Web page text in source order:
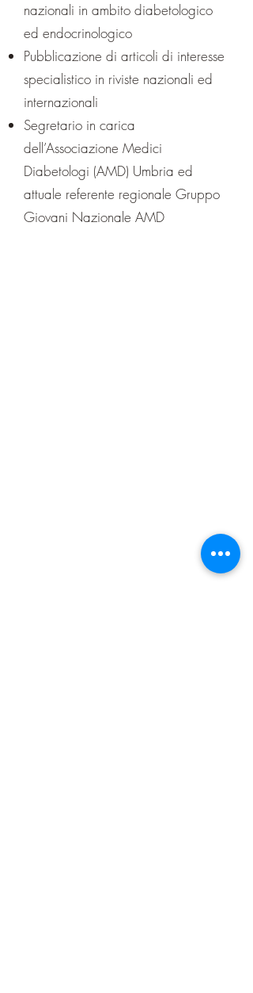
nazionali in ambito diabetologico
ed endocrinologico
Pubblicazione di articoli di interesse
specialistico in riviste nazionali ed
internazionali
Segretario in carica
dell’Associazione Medici
Diabetologi (AMD) Umbria ed
attuale referente regionale Gruppo
Giovani Nazionale AMD